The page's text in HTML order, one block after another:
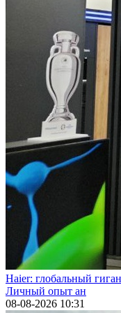
Haier: глобальный
Личный опыт ан
08-08-2026 10:31